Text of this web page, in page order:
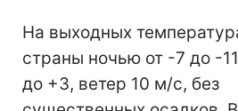
На выходных
страны ночью от -7 до -
до +3, ветер 10 м/с, без